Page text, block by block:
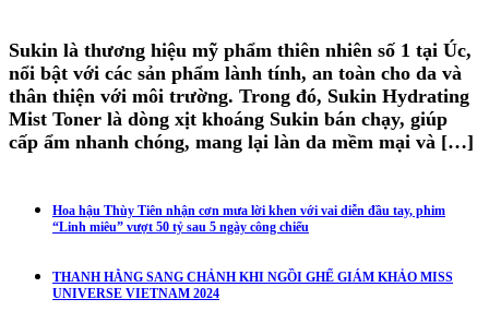
Sukin là thương hiệu mỹ phẩm thiên nhiên số 1 tại Úc,
nổi bật với các sản phẩm lành tính, an toàn cho da và
thân thiện với môi trường. Trong đó, Sukin Hydrating
Mist Toner là dòng xịt khoáng Sukin bán chạy, giúp
cấp ẩm nhanh chóng, mang lại làn da mềm mại và […]
Hoa hậu Thùy Tiên nhận cơn mưa lời khen với vai diễn đầu tay, phim
“Linh miêu” vượt 50 tỷ sau 5 ngày công chiếu
THANH HẰNG SANG CHẢNH KHI NGỒI GHẾ GIÁM KHẢO MISS
UNIVERSE VIETNAM 2024